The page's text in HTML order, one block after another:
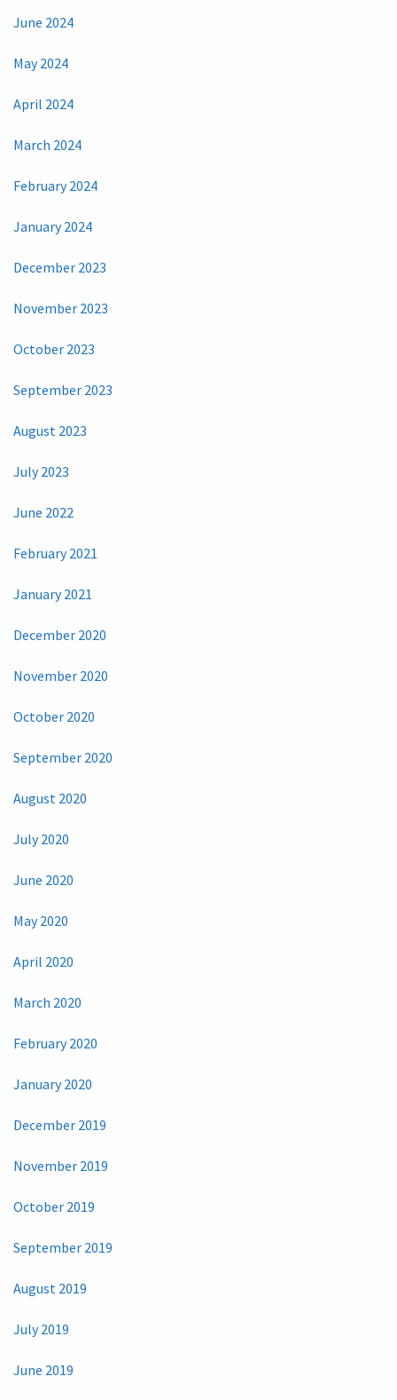
June 2024
May 2024
April 2024
March 2024
February 2024
January 2024
December 2023
November 2023
October 2023
September 2023
August 2023
July 2023
June 2022
February 2021
January 2021
December 2020
November 2020
October 2020
September 2020
August 2020
July 2020
June 2020
May 2020
April 2020
March 2020
February 2020
January 2020
December 2019
November 2019
October 2019
September 2019
August 2019
July 2019
June 2019